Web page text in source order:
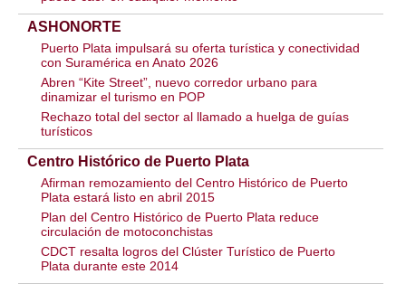
ASHONORTE
Puerto Plata impulsará su oferta turística y conectividad
con Suramérica en Anato 2026
Abren “Kite Street”, nuevo corredor urbano para
dinamizar el turismo en POP
Rechazo total del sector al llamado a huelga de guías
turísticos
Centro Histórico de Puerto Plata
Afirman remozamiento del Centro Histórico de Puerto
Plata estará listo en abril 2015
Plan del Centro Histórico de Puerto Plata reduce
circulación de motoconchistas
CDCT resalta logros del Clúster Turístico de Puerto
Plata durante este 2014